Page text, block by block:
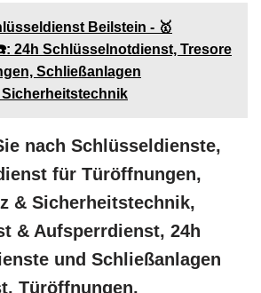
Beilstein - 🥇
24h Schlüsselnotdienst, Tresore
Schließanlagen
nach Schlüsseldienste,
für Türöffnungen,
& Sicherheitstechnik,
& Aufsperrdienst, 24h
und Schließanlagen
Türöffnungen,